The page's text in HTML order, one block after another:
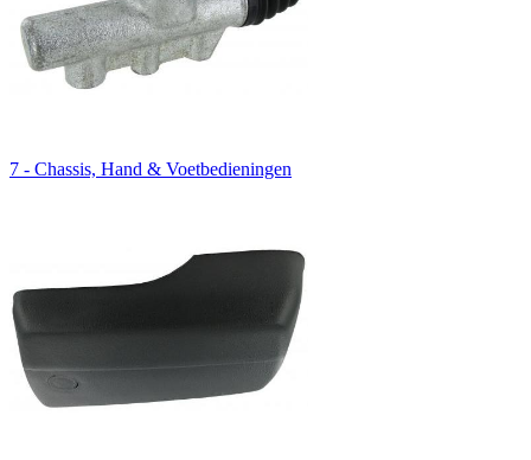
7 - Chassis, Hand & Voetbedieningen